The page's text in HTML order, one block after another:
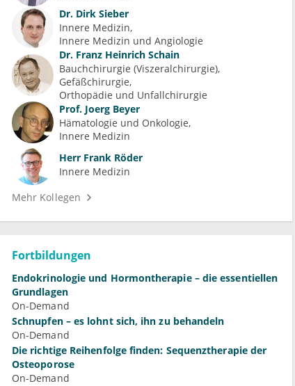
Dr. Dirk Sieber
Innere Medizin
Innere Medizin und Angiologie
Dr. Franz Heinrich Schain
Bauchchirurgie (Viszeralchirurgie)
Gefäßchirurgie
Orthopädie und Unfallchirurgie
Prof. Joerg Beyer
Hämatologie und Onkologie
Innere Medizin
Herr Frank Röder
Innere Medizin
Mehr Kollegen
Fortbildungen
Endokrinologie und Hormontherapie – die essentiellen
Grundlagen
On-Demand
Schnupfen – es lohnt sich, ihn zu behandeln
On-Demand
Die richtige Reihenfolge finden: Sequenztherapie der
Osteoporose
On-Demand